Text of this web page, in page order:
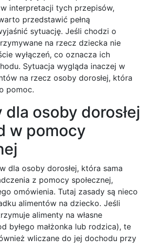
interpretacji tych przepisów,
przedstawić pełną
sytuację. Jeśli chodzi o
na rzecz dziecka nie
wyłączeń, co oznacza ich
Sytuacja wygląda inaczej w
na rzecz osoby dorosłej, która
pomoc.
osoby dorosłej
w pomocy
dla osoby dorosłej, która sama
z pomocy społecznej,
omówienia. Tutaj zasady są nieco
alimentów na dziecko. Jeśli
alimenty na własne
byłego małżonka lub rodzica), te
wliczane do jej dochodu przy